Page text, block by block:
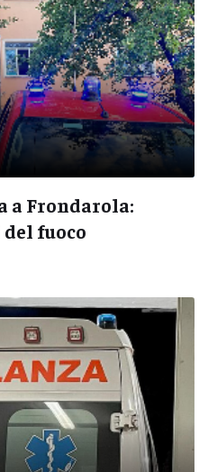
a Frondarola:
fuoco